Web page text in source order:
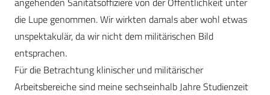
die Lupe genommen. Wir wirkten damals aber wohl etwas
unspektakulär, da wir nicht dem militärischen Bild
entsprachen.
Für die Betrachtung klinischer und militärischer
Arbeitsbereiche sind meine sechseinhalb Jahre Studienzeit